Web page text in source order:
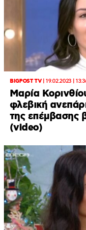
BIGPOST TV|19.02.2023 |
Μαρία
φλεβική
της επέμβασης
(video)